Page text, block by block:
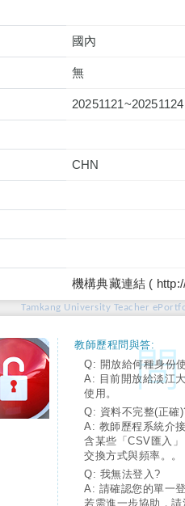
國內
無
20251121~20251124
CHN
機構典藏連結 (
Tamkang University Teacher
教師歷程問與答:
Q: 開放給何種身份
A: 目前開放給淡江
使用。
Q: 資料不完整(正確
A: 教師歷程系統介
含某些「CSV匯入
交換方式與頻率。。
Q: 我無法登入?
A: 請確認您的單一
若需進一步協助，